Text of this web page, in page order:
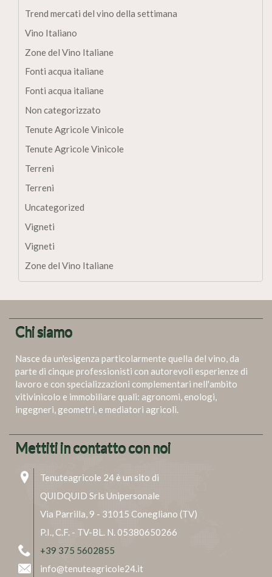
Trend mercati del vino della settimana
Vino Italiano
Zone del Vino Italiane
Fonti acqua italiane
Fonti acqua italiane
Non categorizzato
Tenute Agricole Vinicole
Tenute Agricole Vinicole
Terreni
Terreni
Uncategorized
Vigneti
Vigneti
Zone del Vino Italiane
Chi siamo
Nasce da un'esigenza particolarmente quella del vino, da
parte di cinque professionisti con autorevoli esperienze di
lavoro e con specializzazioni complementari nell'ambito
vitivinicolo e immobiliare quali: agronomi, enologi,
ingegneri, geometri, e mediatori agricoli.
Mettiti in contatto con noi
Tenuteagricole 24 è un sito di
QUIDQUID Srls Unipersonale
Via Parrilla, 9 - 31015 Conegliano (TV)
P.I., C.F. - TV-BL. N. 05380650266
+39 375 5602855
info@tenuteagricole24.it